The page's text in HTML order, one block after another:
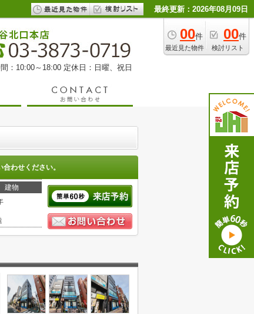
最終更新：2026年08月09日
00件
最近見た物件
00件
検討リスト
：10:00～18:00 定休日：日曜、祝日
わせください。
建物